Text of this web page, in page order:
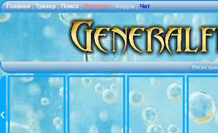
Главная | Трекер | Поиск | Правила | Форум | Чат